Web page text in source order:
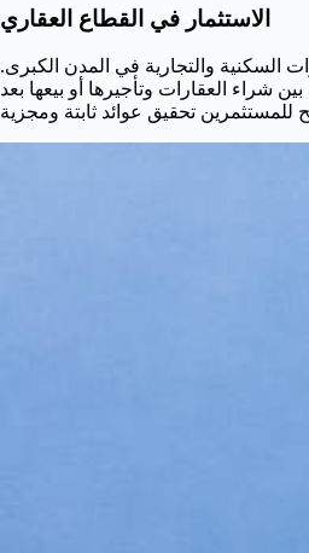
الاستثمار في القطاع العقاري
السكنية والتجارية في المدن الكبرى.
شراء العقارات وتأجيرها أو بيعها بعد